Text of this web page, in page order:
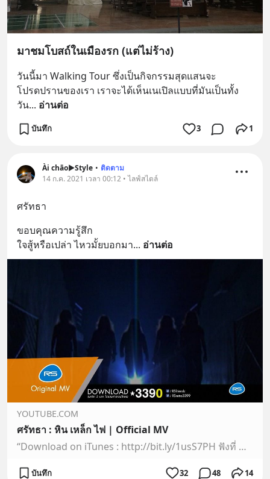
มาชมโบสถ์ในเมืองรก (แต่ไม่ร้าง)
วันนี้มา Walking Tour ซึ่งเป็นกิจกรรมสุดแสนจะ
โปรดปรานของเรา เราจะได้เห็นเนเปิลแบบที่มันเป็นทั้ง
วัน... อ่านต่อ
บันทึก 3 1
Ài chāo▶️Style • ติดตาม
14 ก.ค. 2021 เวลา 00:12 • ไลฟ์สไตล์
ศรัทธา
ขอบคุณความรู้สึก
ใจสู้หรือเปล่า ไหวมั้ยบอกมา... อ่านต่อ
YOUTUBE.COM
ศรัทธา : หิน เหล็ก ไฟ | Official MV
“Download on iTunes : http://bit.ly/1usS7PH ฟังที่ Deezer : http://bit.ly/Xe20Yu ติดตามข่าว ภาพประทับใจ จากศิลปิน RS ที่คุณชื่นชอบ RS RETRO *3399 Fanpage : h...
บันทึก 32 48 14